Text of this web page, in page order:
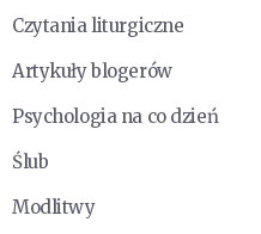
Czytania liturgiczne
Artykuły blogerów
Psychologia na co dzień
Ślub
Modlitwy